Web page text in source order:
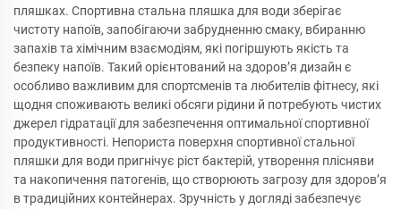
пляшках. Спортивна стальна пляшка для води зберігає
чистоту напоїв, запобігаючи забрудненню смаку, вбиранню
запахів та хімічним взаємодіям, які погіршують якість та
безпеку напоїв. Такий орієнтований на здоров’я дизайн є
особливо важливим для спортсменів та любителів фітнесу, які
щодня споживають великі обсяги рідини й потребують чистих
джерел гідратації для забезпечення оптимальної спортивної
продуктивності. Непориста поверхня спортивної стальної
пляшки для води пригнічує ріст бактерій, утворення плісняви
та накопичення патогенів, що створюють загрозу для здоров’я
в традиційних контейнерах. Зручність у догляді забезпечує